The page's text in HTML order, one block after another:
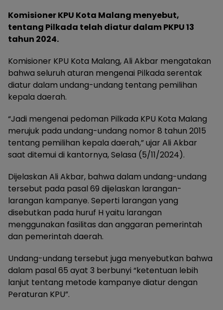
Komisioner KPU Kota Malang menyebut,
tentang Pilkada telah diatur dalam PKPU 13
tahun 2024.
Komisioner KPU Kota Malang, Ali Akbar mengatakan
bahwa seluruh aturan mengenai Pilkada serentak
diatur dalam undang-undang tentang pemilihan
kepala daerah.
“Jadi mengenai pedoman Pilkada KPU Kota Malang
merujuk pada undang-undang nomor 8 tahun 2015
tentang pemilihan kepala daerah,” ujar Ali Akbar
saat ditemui di kantornya, Selasa (5/11/2024).
Dijelaskan Ali Akbar, bahwa dalam undang-undang
tersebut pada pasal 69 dijelaskan larangan-
larangan kampanye. Seperti larangan yang
disebutkan pada huruf H yaitu larangan
menggunakan fasilitas dan anggaran pemerintah
dan pemerintah daerah.
Undang-undang tersebut juga menyebutkan bahwa
dalam pasal 65 ayat 3 berbunyi “ketentuan lebih
lanjut tentang metode kampanye diatur dengan
Peraturan KPU”.